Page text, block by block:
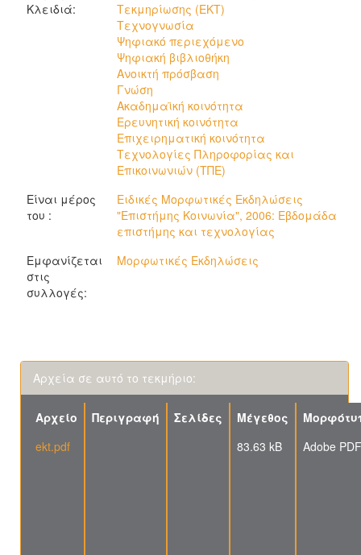
Κλειδιά:
Τεκμηρίωσης (ΕΚΤ)
Τεχνογνωσία
Ψηφιακό περιεχόμενο
Ψηφιακή βιβλιοθήκη
Ανοικτή πρόσβαση
Γνώση
Ακαδημαϊκή κοινότητα
Ερευνητική κοινότητα
Επιχειρηματική κοινότητα
Τεχνολογίες Πληροφορίας και
Επικοινωνιών (ΤΠΕ)
Είναι μέρος
του :
Ειδικές Μορφωτικές Εκδηλώσεις
"Επιστήμης Κοινωνία", 2006: Εβδομάδα
επιστήμης και τεχνολογίας
Εμφανίζεται
στις
συλλογές:
Μορφωτικές Εκδηλώσεις
Αρχεία σε αυτό το τεκμήριο:
Αρχείο Περιγραφή Σελίδες Μέγεθος
ekt.pdf
83.63 kB Adobe PDF